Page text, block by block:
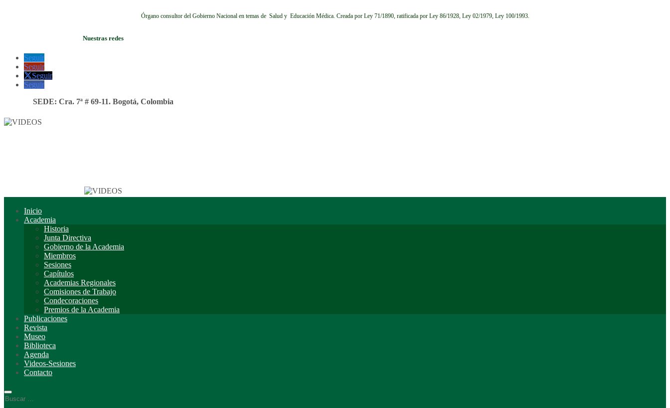
Órgano consultor del Gobierno Nacional en temas de Salud y Educación Médica. Creada por Ley 71/1890, ratificada por Ley 86/1928, Ley 02/1979, Ley 100/1993.
Nuestras redes
Seguir
Seguir
Seguir
Seguir
SEDE: Cra. 7ª # 69-11. Bogotá, Colombia
Inicio
Academia
Historia
Junta Directiva
Gobierno de la Academia
Miembros
Sesiones
Capítulos
Academias Regionales
Comisiones de Trabajo
Condecoraciones
Premios de la Academia
Publicaciones
Revista
Museo
Biblioteca
Agenda
Videos-Sesiones
Contacto